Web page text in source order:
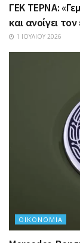
ΓΕΚ ΤΕΡΝΑ:
και ανοίγει
1 ΙΟΥΛΊΟΥ 2026
ΟΙΚΟΝΟΜΊΑ